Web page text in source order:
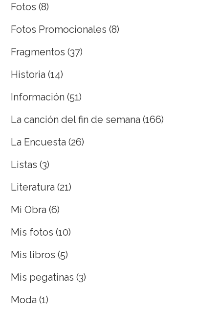
Fotos (8)
Fotos Promocionales (8)
Fragmentos (37)
Historia (14)
Información (51)
La canción del fin de semana (166)
La Encuesta (26)
Listas (3)
Literatura (21)
Mi Obra (6)
Mis fotos (10)
Mis libros (5)
Mis pegatinas (3)
Moda (1)